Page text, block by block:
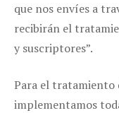
que nos envíes a
recibirán el
y suscriptores”.
Para el tratamiento
implementamos